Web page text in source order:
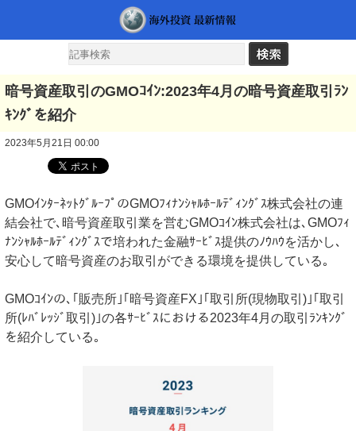
暗号資産取引のGMOｺｲﾝ:2023年4月の暗号資産取引ﾗﾝ
ｷﾝｸﾞを紹介
2023年5月21日 00:00
GMOｲﾝﾀｰﾈｯﾄｸﾞﾙｰﾌﾟのGMOﾌｨﾅﾝｼｬﾙﾎｰﾙﾃﾞｨﾝｸﾞｽ株式会社の連
結会社で､暗号資産取引業を営むGMOｺｲﾝ株式会社は､GMOﾌｨ
ﾅﾝｼｬﾙﾎｰﾙﾃﾞｨﾝｸﾞｽで培われた金融ｻｰﾋﾞｽ提供のﾉｳﾊｳを活かし､
安心して暗号資産のお取引ができる環境を提供している｡
GMOｺｲﾝの､｢販売所｣｢暗号資産FX｣｢取引所(現物取引)｣｢取引
所(ﾚﾊﾞﾚｯｼﾞ取引)｣の各ｻｰﾋﾞｽにおける2023年4月の取引ﾗﾝｷﾝｸﾞ
を紹介している｡